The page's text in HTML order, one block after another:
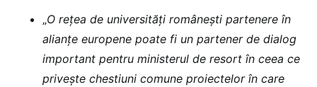
„O reţea de universităţi româneşti partenere în
alianţe europene poate fi un partener de dialog
important pentru ministerul de resort în ceea ce
priveşte chestiuni comune proiectelor în care